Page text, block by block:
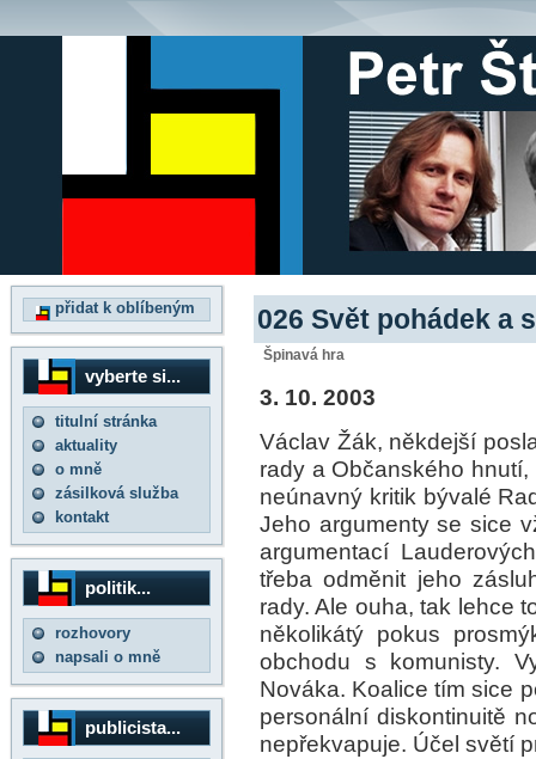
přidat k oblíbeným
vyberte si...
titulní stránka
aktuality
o mně
zásilková služba
kontakt
politik...
rozhovory
napsali o mně
publicista...
026 Svět pohádek a
Špinavá hra
3. 10. 2003
Václav Žák, někdejší
rady a Občanského
neúnavný kritik bývalé
Jeho argumenty se sice
argumentací
třeba odměnit jeho
rady. Ale ouha, tak lehce
několikátý pokus
obchodu s komunisty.
Nováka. Koalice tím sice
personální diskontinuitě
nepřekvapuje. Účel světí